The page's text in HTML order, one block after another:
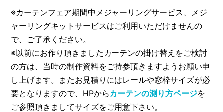
※カーテンフェア期間中メジャーリングサービス、メジ
ャーリングキットサービスはご利用いただけませんの
で、ご了承ください。
※以前にお作り頂きましたカーテンの掛け替えをご検討
の方は、当時の制作資料をご持参頂きますようお願い申
し上げます。またお見積りにはレールや窓枠サイズが必
要となりますので、HPから カーテンの測り方ページを
ご参照頂きましてサイズをご用意下さい。